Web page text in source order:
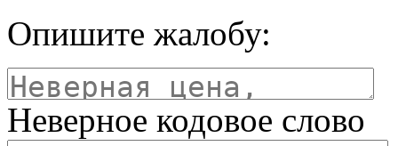
Опишите жалобу:
Неверное кодовое слово